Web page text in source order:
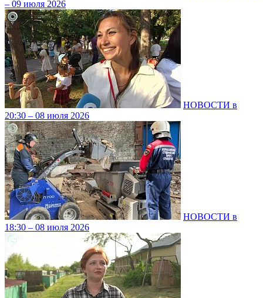
– 09 июля 2026
НОВОСТИ в
20:30 – 08 июля 2026
НОВОСТИ в
18:30 – 08 июля 2026